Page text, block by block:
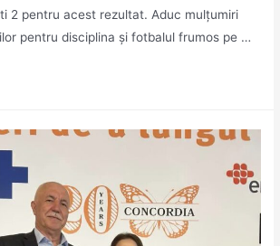
2 pentru acest rezultat. Aduc mulțumiri
pentru disciplina și fotbalul frumos pe …